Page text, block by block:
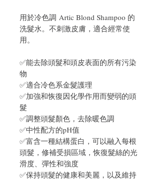
用於冷色調 Artic Blond Shampoo 的
洗髮水。不刺激皮膚，適合經常使
用。
✅能去除頭髮和頭皮表面的所有污染
物
✅適合冷色系金髮護理
✅加強和恢復因化學作用而變弱的頭
髮
✅調整頭髮顏色，去除暖色調
✅中性配方的pH值
✅富含一種結構蛋白，可以融入每根
頭髮，修補受損區域，恢復髮絲的光
滑度、彈性和強度
✅保持頭髮的健康和美麗，以及維持